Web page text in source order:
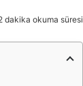
dakika okuma süresi